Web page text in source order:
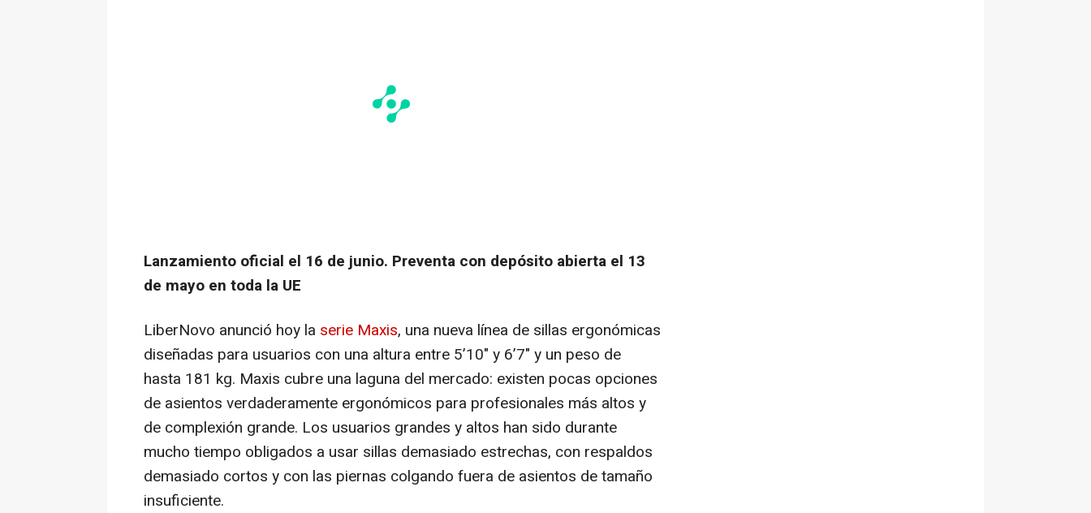
Lanzamiento oficial el 16 de junio. Preventa con depósito abierta el 13
de mayo en toda la UE
LiberNovo anunció hoy la serie Maxis, una nueva línea de sillas ergonómicas
diseñadas para usuarios con una altura entre 5’10" y 6’7" y un peso de
hasta 181 kg. Maxis cubre una laguna del mercado: existen pocas opciones
de asientos verdaderamente ergonómicos para profesionales más altos y
de complexión grande. Los usuarios grandes y altos han sido durante
mucho tiempo obligados a usar sillas demasiado estrechas, con respaldos
demasiado cortos y con las piernas colgando fuera de asientos de tamaño
insuficiente.